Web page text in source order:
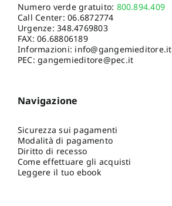
Numero verde gratuito: 800.894.409
Call Center:06.6872774
Urgenze:348.4769803
FAX: 06.68806189
Informazioni: info@gangemieditore.it
PEC: gangemieditore@pec.it
Navigazione
Sicurezza sui pagamenti
Modalità di pagamento
Diritto di recesso
Come effettuare gli acquisti
Leggere il tuo ebook